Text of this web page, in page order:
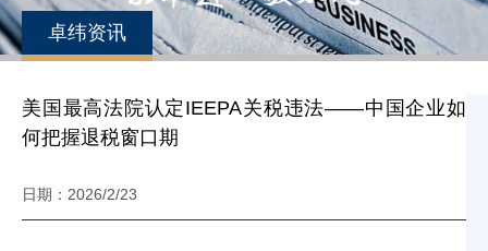
卓纬资讯
美国最高法院认定IEEPA关税违法——中国企业如
何把握退税窗口期
日期：2026/2/23